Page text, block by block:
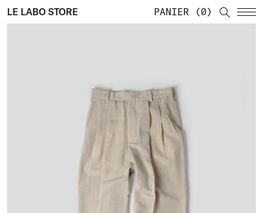
LE LABO STORE PANIER 0